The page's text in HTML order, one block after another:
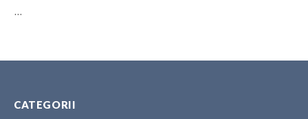
…
CATEGORII